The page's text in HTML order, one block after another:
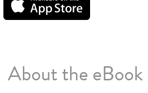
About the eBook